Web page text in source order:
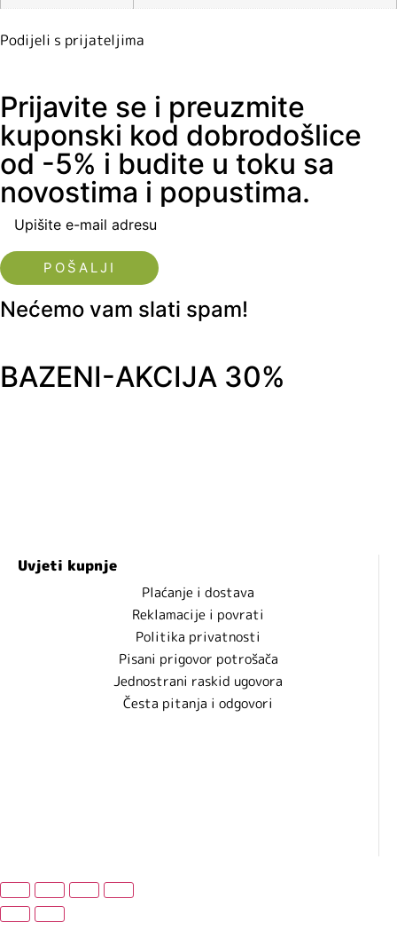
Podijeli s prijateljima
Prijavite se i preuzmite
kuponski kod dobrodošlice
od -5% i budite u toku sa
novostima i popustima.
Upišite e-mail adresu
Nećemo vam slati spam!
BAZENI-AKCIJA 30%
Uvjeti kupnje
Plaćanje i dostava
Reklamacije i povrati
Politika privatnosti
Pisani prigovor potrošača
Jednostrani raskid ugovora
Česta pitanja i odgovori